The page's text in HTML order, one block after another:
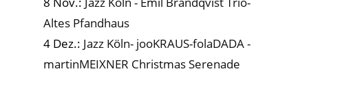
Altes Pfandhaus
4 Dez.: Jazz Köln- jooKRAUS-folaDADA -
martinMEIXNER Christmas Serenade